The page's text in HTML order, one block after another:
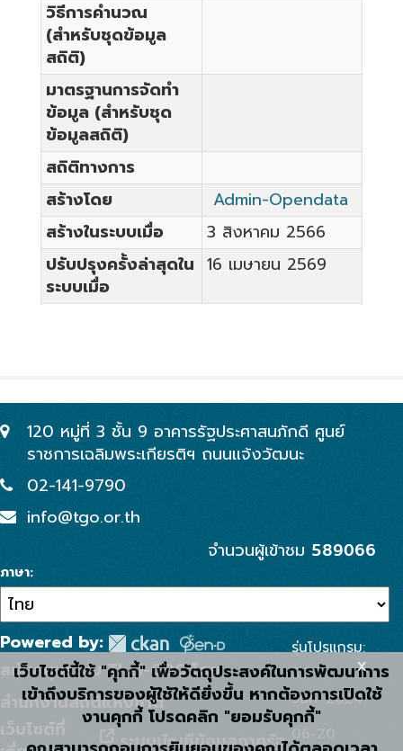
วิธีการคำนวณ
(สำหรับชุดข้อมูล
สถิติ)
มาตรฐานการจัดทำ
ข้อมูล (สำหรับชุด
ข้อมูลสถิติ)
สถิติทางการ
สร้างโดย
Admin-Opendata
สร้างในระบบเมื่อ
3 สิงหาคม 2566
ปรับปรุงครั้งล่าสุดใน
ระบบเมื่อ
16 เมษายน 2569
120 หมู่ที่ 3 ชั้น 9 อาคารรัฐประศาสนภักดี ศูนย์
ราชการเฉลิมพระเกียรติฯ ถนนแจ้งวัฒนะ
02-141-9790
info@tgo.or.th
จำนวนผู้เข้าชม 589066
ภาษา
Powered by:
สนับสนุนระบบ Thai-GDC โดย
สำนักงานสถิติแห่งชาติ
เว็บไซต์ที่
ระบบบัญชีข้อมูลภาครัฐ
รุ่นโปรแกรม:
2.2.1
วันที่: 2024-
06-20
เว็บไซต์นี้ใช้ "คุกกี้" เพื่อวัตถุประสงค์ในการพัฒนาการ
เข้าถึงบริการของผู้ใช้ให้ดียิ่งขึ้น หากต้องการเปิดใช้
งานคุกกี้ โปรดคลิก "ยอมรับคุกกี้"
x